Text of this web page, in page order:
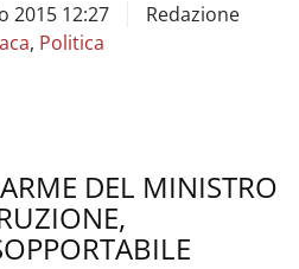
2015 12:27
Redazione
, Politica
DEL MINISTRO